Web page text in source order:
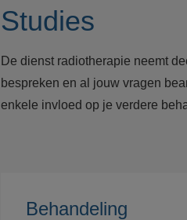
Studies
De dienst radiotherapie neemt
bespreken en al jouw vragen
enkele invloed op je verdere
Behandeling